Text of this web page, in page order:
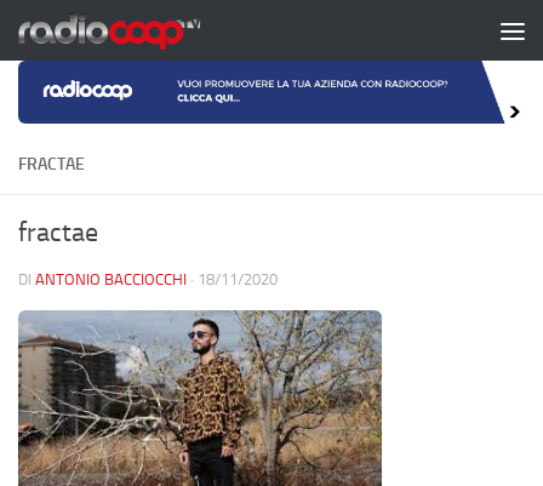
Salta al contenuto
FRACTAE
fractae
DI ANTONIO BACCIOCCHI · 18/11/2020